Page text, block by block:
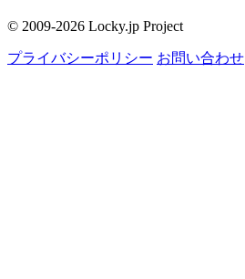
© 2009-2026 Locky.jp Project
プライバシーポリシー お問い合わせ